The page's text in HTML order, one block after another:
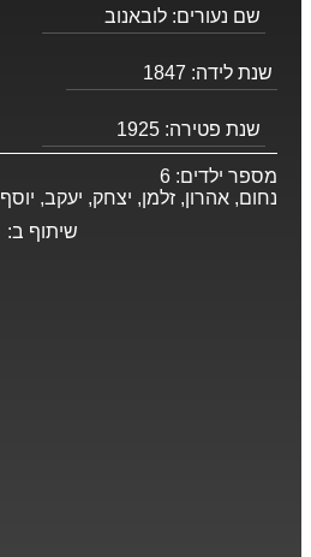
שם נעורים: לובאנוב
שנת לידה: 1847
שנת פטירה: 1925
מספר ילדים: 6
נחום, אהרון, זלמן, יצחק, יעקב, יוסף
שיתוף ב: